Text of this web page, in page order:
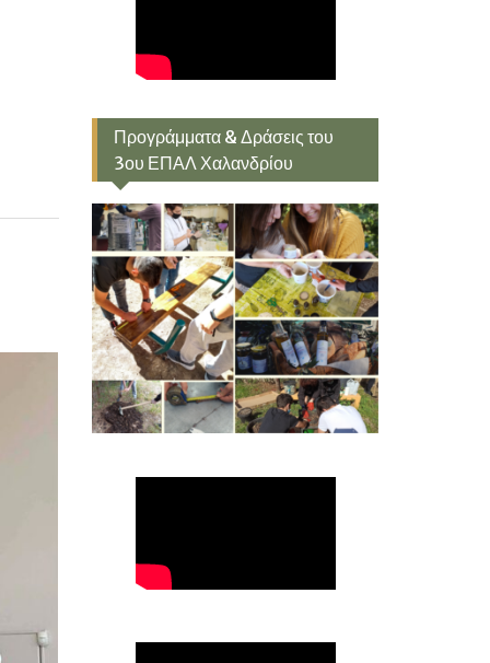
Προγράμματα & Δράσεις του
3ου ΕΠΑΛ Χαλανδρίου